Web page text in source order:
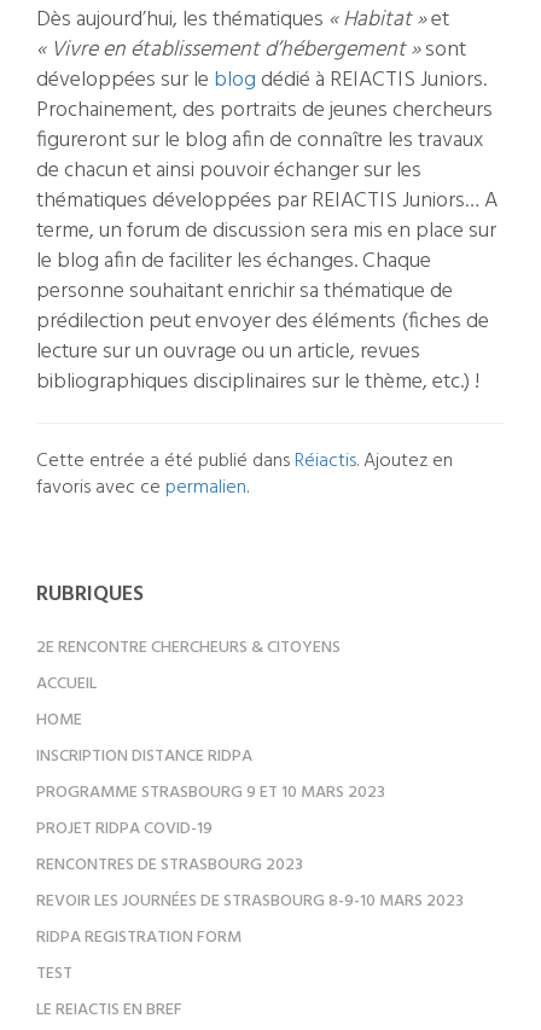
Dès aujourd’hui, les thématiques « Habitat »et
« Vivre en établissement d’hébergement »sont
développées sur le blogdédié à REIACTIS Juniors.
Prochainement, des portraits de jeunes chercheurs
figureront sur le blog afin de connaître les travaux
de chacun et ainsi pouvoir échanger sur les
thématiques développées par REIACTIS Juniors…A
terme, un forum de discussion sera mis en place sur
le blog afin de faciliter les échanges. Chaque
personne souhaitant enrichir sa thématique de
prédilection peut envoyer des éléments (fiches de
lecture sur un ouvrage ou un article, revues
bibliographiques disciplinaires sur le thème, etc.) !
Cette entrée a été publié dansRéiactis. Ajoutez en
favoris avec ce permalien.
pour
les
articles
RUBRIQUES
2E RENCONTRE CHERCHEURS & CITOYENS
ACCUEIL
HOME
INSCRIPTION DISTANCE RIDPA
PROGRAMME STRASBOURG 9 ET 10 MARS 2023
PROJET RIDPA COVID-19
RENCONTRES DE STRASBOURG 2023
REVOIR LES JOURNÉES DE STRASBOURG 8-9-10 MARS 2023
RIDPA REGISTRATION FORM
TEST
LE REIACTIS EN BREF